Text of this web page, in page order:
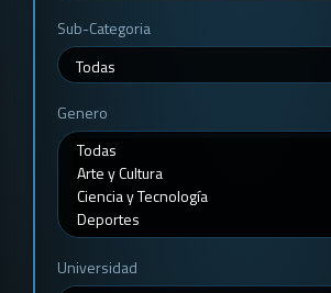
Sub-Categoria
Genero
Universidad